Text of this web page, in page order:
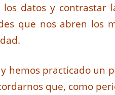
datos y contrastar
que nos abren los
hemos practicado un
que, como